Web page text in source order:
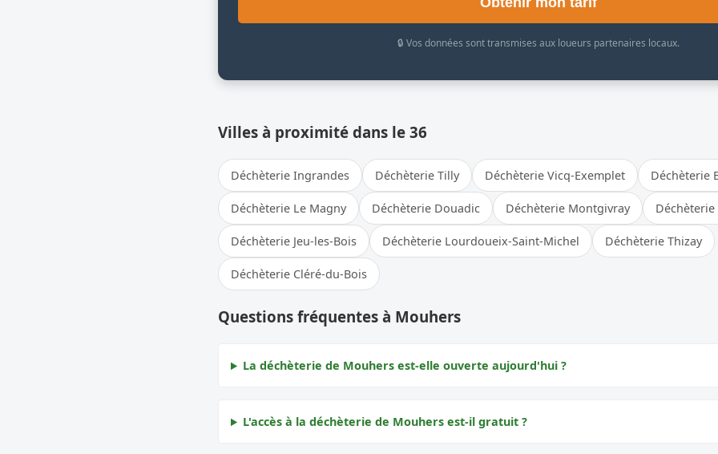
🔒 Vos données sont transmises aux loueurs partenaires locaux.
Villes à proximité dans le 36
Déchèterie Ingrandes Déchèterie Tilly Déchèterie Vicq-Exemplet Déchèterie
Déchèterie Le Magny Déchèterie Douadic Déchèterie Montgivray Déchèterie
Déchèterie Jeu-les-Bois Déchèterie Lourdoueix-Saint-Michel Déchèterie Thizay
Déchèterie Cléré-du-Bois
Questions fréquentes à Mouhers
La déchèterie de Mouhers est-elle ouverte aujourd'hui ?
L'accès à la déchèterie de Mouhers est-il gratuit ?